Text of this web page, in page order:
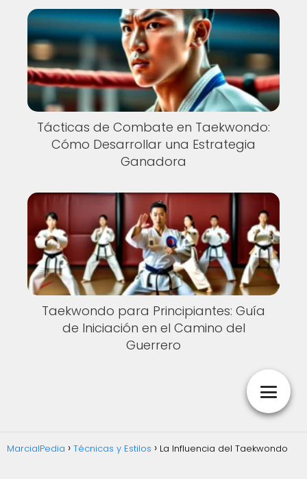
Tácticas de Combate en Taekwondo:
Cómo Desarrollar una Estrategia
Ganadora
Taekwondo para Principiantes: Guía
de Iniciación en el Camino del
Guerrero
MarcialPedia Técnicas y Estilos La Influencia del Taekwondo